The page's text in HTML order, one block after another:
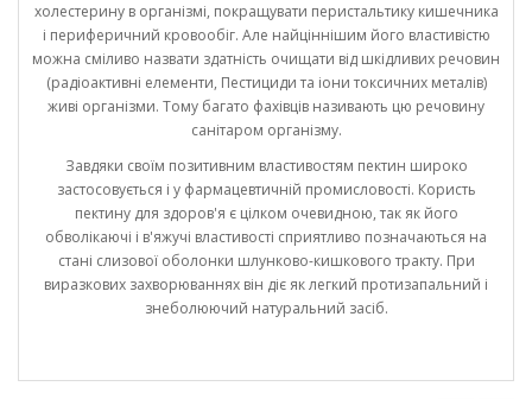
холестерину в організмі, покращувати перистальтику кишечника
і периферичний кровообіг. Але найціннішим його властивістю
можна сміливо назвати здатність очищати від шкідливих речовин
(радіоактивні елементи, Пестициди та іони токсичних металів)
живі організми. Тому багато фахівців називають цю речовину
санітаром організму.
Завдяки своїм позитивним властивостям пектин широко
застосовується і у фармацевтичній промисловості. Користь
пектину для здоров'я є цілком очевидною, так як його
обволікаючі і в'яжучі властивості сприятливо позначаються на
стані слизової оболонки шлунково-кишкового тракту. При
виразкових захворюваннях він діє як легкий протизапальний і
знеболюючий натуральний засіб.